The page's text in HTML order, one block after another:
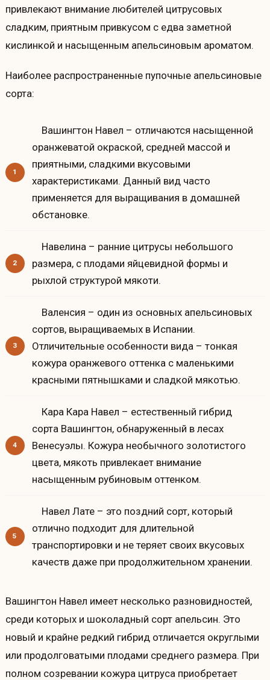
привлекают внимание любителей цитрусовых
сладким, приятным привкусом с едва заметной
кислинкой и насыщенным апельсиновым ароматом.
Наиболее распространенные пупочные апельсиновые
сорта:
Вашингтон Навел – отличаются насыщенной
оранжеватой окраской, средней массой и
приятными, сладкими вкусовыми
характеристиками. Данный вид часто
применяется для выращивания в домашней
обстановке.
Навелина – ранние цитрусы небольшого
размера, с плодами яйцевидной формы и
рыхлой структурой мякоти.
Валенсия – один из основных апельсиновых
сортов, выращиваемых в Испании.
Отличительные особенности вида – тонкая
кожура оранжевого оттенка с маленькими
красными пятнышками и сладкой мякотью.
Кара Кара Навел – естественный гибрид
сорта Вашингтон, обнаруженный в лесах
Венесуэлы. Кожура необычного золотистого
цвета, мякоть привлекает внимание
насыщенным рубиновым оттенком.
Навел Лате – это поздний сорт, который
отлично подходит для длительной
транспортировки и не теряет своих вкусовых
качеств даже при продолжительном хранении.
Вашингтон Навел имеет несколько разновидностей,
среди которых и шоколадный сорт апельсин. Это
новый и крайне редкий гибрид отличается округлыми
или продолговатыми плодами среднего размера. При
полном созревании кожура цитруса приобретает